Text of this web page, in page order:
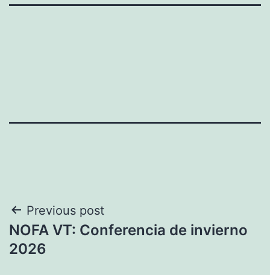
Navegación
de
Previous post
NOFA VT: Conferencia de invierno
2026